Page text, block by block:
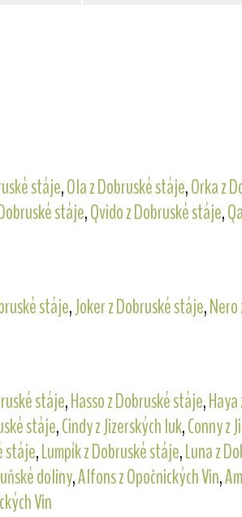
stáje,Ola z Dobruské stáje,Orka z
stáje,Qvido z Dobruské stáje,
stáje,Joker z Dobruské stáje,
stáje,Hasso z Dobruské stáje,
stáje,Cindy z Jizerských luk,Conny z
stáje,Lumpík z Dobruské stáje,Luna z
doliny,Alfons z Opočnických Vin,
Vin